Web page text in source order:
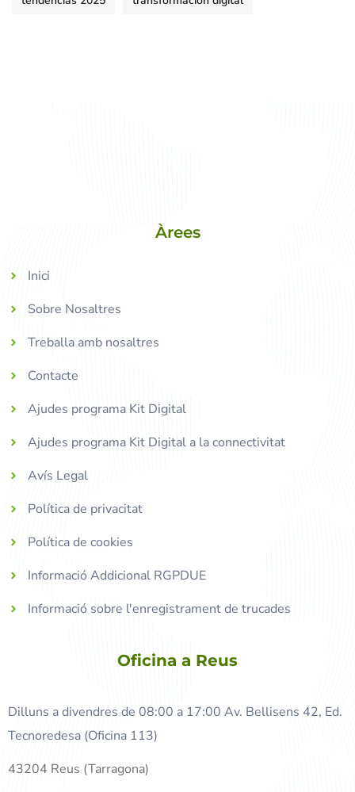
Àrees
Inici
Sobre Nosaltres
Treballa amb nosaltres
Contacte
Ajudes programa Kit Digital
Ajudes programa Kit Digital a la connectivitat
Avís Legal
Política de privacitat
Política de cookies
Informació Addicional RGPDUE
Informació sobre l'enregistrament de trucades
Oficina a Reus
Dilluns a divendres de 08:00 a 17:00 Av. Bellisens 42, Ed.
Tecnoredesa (Oficina 113)
43204 Reus (Tarragona)